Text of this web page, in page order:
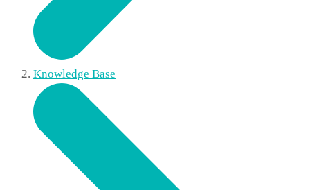
Knowledge Base